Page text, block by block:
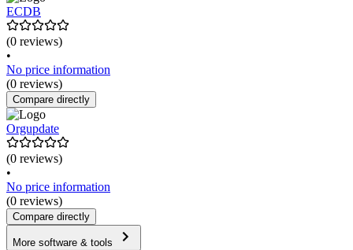
ECDB
(0 reviews)
•
No price information
(0 reviews)
Compare directly
Orgupdate
(0 reviews)
•
No price information
(0 reviews)
Compare directly
More software & tools